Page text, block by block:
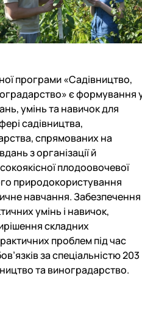
програми«Садівництво,
є формування
умінь та навичок для
садівництва,
спрямованих на
з організації й
плодоовочевої
природокористування
навчання. Забезпечення
умінь і навичок,
складних
проблем під час
за спеціальністю 203
та виноградарство.